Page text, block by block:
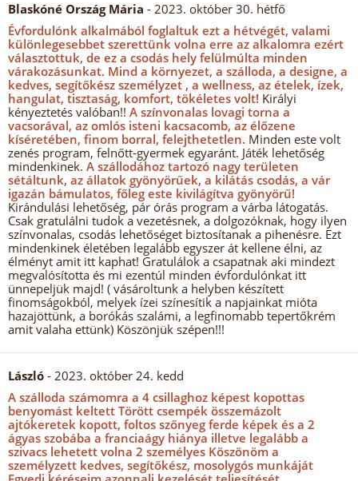
Blaskóné Ország Mária - 2023. október 30. hétfő
Évfordulónk alkalmából foglaltuk ezt a hétvégét, valami
különlegesebbet szerettünk volna erre az alkalomra ezért
választottuk, de ez a csodás hely felülmúlta minden
várakozásunkat. Mind a környezet, a szálloda, a designe, a
kedves, segítőkész személyzet , a wellness, az ételek, ízek,
hangulat, tisztaság, komfort, tökéletes volt! Királyi
kényeztetés valóban!! A színvonalas lovagi torna a
vacsorával, az omlós isteni kacsacomb, az élőzene
kíséretében, finom borral, felejthetetlen. Minden este volt
zenés program, felnőtt-gyermek egyaránt. Játék lehetőség
mindenkinek. A szállodához tartozó nagy területen
sétáltunk, az állatok gyönyörűek, a kilátás csodás, a vár
igazán bámulatos, főleg este kivilágítva gyönyörű!
Kirándulási lehetőség, pár órás program a várba látogatás.
Csak gratulálni tudok a vezetésnek, a dolgozóknak, hogy ilyen
színvonalas, csodás lehetőséget biztosítanak a pihenésre. Ezt
mindenkinek életében legalább egyszer át kellene élni, az
élményt amit itt kaphat! Gratulálok a csapatnak aki mindezt
megvalósította és mi ezentúl minden évfordulónkat itt
ünnepeljük majd! ( vásároltunk a helyben készített
finomságokból, melyek ízei színesítik a napjainkat mióta
hazajöttünk, a borókás szalámi, a legfinomabb tepertőkrém
amit valaha ettünk) Köszönjük szépen!!!
László - 2023. október 24. kedd
A szálloda számomra a 4 csillaghoz képest kopottas
benyomást keltett Törött csempék összemázolt
ajtókeretek kopott, foltos szőnyeg ferde képek és a 2
ágyas szobába a franciaágy hiánya illetve legalább a
szivacs lehetett volna 2 személyes Köszönöm a
személyzett kedves, segítőkész, mosolygós munkáját